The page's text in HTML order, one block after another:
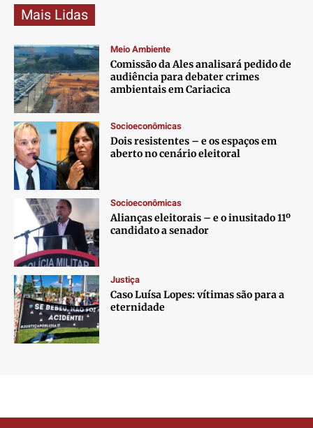
Mais Lidas
Meio Ambiente
Comissão da Ales analisará pedido de
audiência para debater crimes
ambientais em Cariacica
Socioeconômicas
Dois resistentes – e os espaços em
aberto no cenário eleitoral
Socioeconômicas
Alianças eleitorais – e o inusitado 11º
candidato a senador
Justiça
Caso Luísa Lopes: vítimas são para a
eternidade